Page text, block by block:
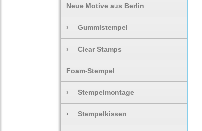
Neue Motive aus Berlin
› Gummistempel
› Clear Stamps
Foam-Stempel
› Stempelmontage
› Stempelkissen